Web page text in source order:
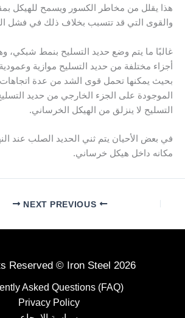
هذا يقلل من مخاطر الكسور ويسمح للهيكل
والقوى التي قد تتسبب بخلاف ذلك في فشل
غالبًا ما يتم وضع حديد التسليح بنمط شبكي،
أجزاء مختلفة من حديد التسليح موازية
بحيث يمكنها تحمل قوى الشد من عدة
الموجودة على الجزء الخارجي من حديد
التسليح لا ينزلق من الهيكل الخرساني.
في بعض الأحيان يتم ثني الحديد الصلب عند
مكانه داخل هيكل خرساني.
NEXT
Reserved © Iron Steel 2026
Asked Questions (FAQ)
Privacy Policy